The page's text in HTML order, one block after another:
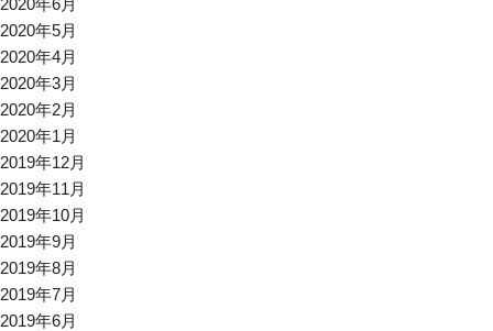
2020年6月
2020年5月
2020年4月
2020年3月
2020年2月
2020年1月
2019年12月
2019年11月
2019年10月
2019年9月
2019年8月
2019年7月
2019年6月